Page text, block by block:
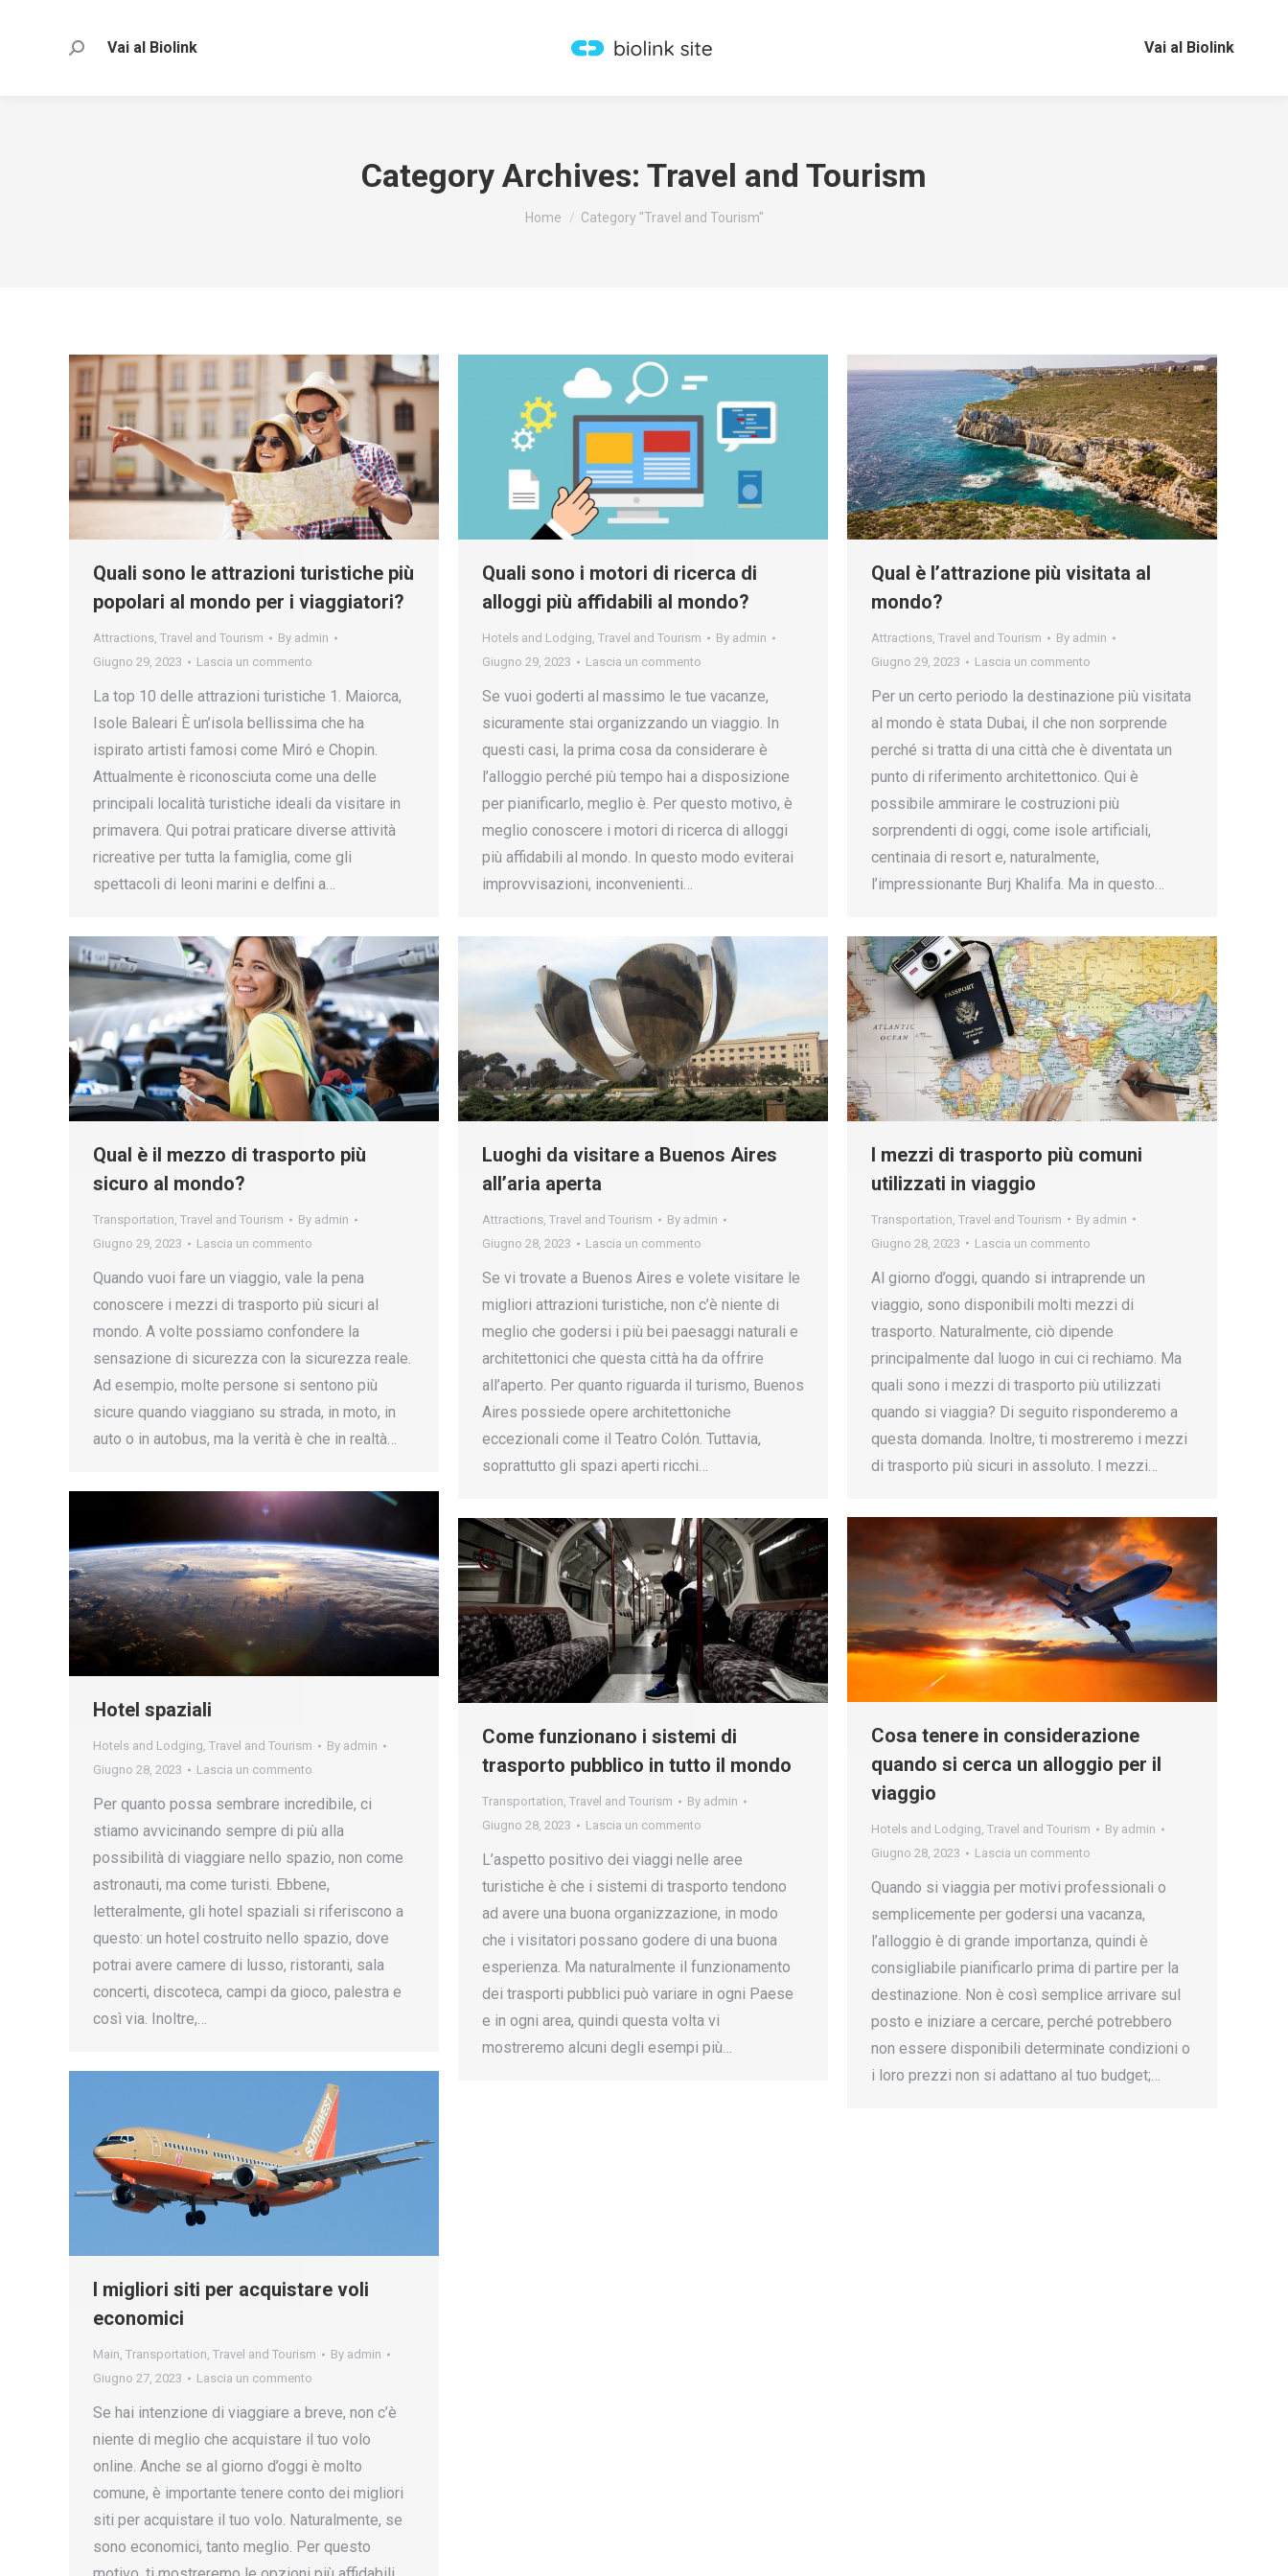
Vai al Biolink
Search: Vai al Biolink
Category Archives: Travel and Tourism
You are here:
Home Category "Travel and Tourism"
Quali sono le attrazioni turistiche più
popolari al mondo per i viaggiatori?
Attractions, Travel and Tourism By admin
Giugno 29, 2023
Lascia un commento
La top 10 delle attrazioni turistiche 1. Maiorca,
Isole Baleari È un’isola bellissima che ha
ispirato artisti famosi come Miró e Chopin.
Attualmente è riconosciuta come una delle
principali località turistiche ideali da visitare in
primavera. Qui potrai praticare diverse attività
ricreative per tutta la famiglia, come gli
spettacoli di leoni marini e delfini a…
Quali sono i motori di ricerca di
alloggi più affidabili al mondo?
Hotels and Lodging, Travel and Tourism By admin
Giugno 29, 2023
Lascia un commento
Se vuoi goderti al massimo le tue vacanze,
sicuramente stai organizzando un viaggio. In
questi casi, la prima cosa da considerare è
l’alloggio perché più tempo hai a disposizione
per pianificarlo, meglio è. Per questo motivo, è
meglio conoscere i motori di ricerca di alloggi
più affidabili al mondo. In questo modo eviterai
improvvisazioni, inconvenienti…
Qual è l’attrazione più visitata al
mondo?
Attractions, Travel and Tourism By admin
Giugno 29, 2023
Lascia un commento
Per un certo periodo la destinazione più visitata
al mondo è stata Dubai, il che non sorprende
perché si tratta di una città che è diventata un
punto di riferimento architettonico. Qui è
possibile ammirare le costruzioni più
sorprendenti di oggi, come isole artificiali,
centinaia di resort e, naturalmente,
l’impressionante Burj Khalifa. Ma in questo…
Qual è il mezzo di trasporto più
sicuro al mondo?
Transportation, Travel and Tourism By admin
Giugno 29, 2023
Lascia un commento
Quando vuoi fare un viaggio, vale la pena
conoscere i mezzi di trasporto più sicuri al
mondo. A volte possiamo confondere la
sensazione di sicurezza con la sicurezza reale.
Ad esempio, molte persone si sentono più
sicure quando viaggiano su strada, in moto, in
auto o in autobus, ma la verità è che in realtà…
Luoghi da visitare a Buenos Aires
all’aria aperta
Attractions, Travel and Tourism By admin
Giugno 28, 2023
Lascia un commento
Se vi trovate a Buenos Aires e volete visitare le
migliori attrazioni turistiche, non c’è niente di
meglio che godersi i più bei paesaggi naturali e
architettonici che questa città ha da offrire
all’aperto. Per quanto riguarda il turismo, Buenos
Aires possiede opere architettoniche
eccezionali come il Teatro Colón. Tuttavia,
soprattutto gli spazi aperti ricchi…
I mezzi di trasporto più comuni
utilizzati in viaggio
Transportation Travel and Tourism By admin
Giugno 28, 2023
Lascia un commento
Al giorno d’oggi, quando si intraprende un
viaggio, sono disponibili molti mezzi di
trasporto. Naturalmente, ciò dipende
principalmente dal luogo in cui ci rechiamo. Ma
quali sono i mezzi di trasporto più utilizzati
quando si viaggia? Di seguito risponderemo a
questa domanda. Inoltre, ti mostreremo i mezzi
di trasporto più sicuri in assoluto. I mezzi…
Hotel spaziali
Hotels and Lodging, Travel and Tourism By admin
Giugno 28, 2023
Lascia un commento
Per quanto possa sembrare incredibile, ci
stiamo avvicinando sempre di più alla
possibilità di viaggiare nello spazio, non come
astronauti, ma come turisti. Ebbene,
letteralmente, gli hotel spaziali si riferiscono a
questo: un hotel costruito nello spazio, dove
potrai avere camere di lusso, ristoranti, sala
concerti, discoteca, campi da gioco, palestra e
così via. Inoltre,…
Cosa tenere in considerazione
quando si cerca un alloggio per il
viaggio
Hotels and Lodging, Travel and Tourism By admin
Giugno 28, 2023
Lascia un commento
Quando si viaggia per motivi professionali o
semplicemente per godersi una vacanza,
l’alloggio è di grande importanza, quindi è
consigliabile pianificarlo prima di partire per la
destinazione. Non è così semplice arrivare sul
posto e iniziare a cercare, perché potrebbero
non essere disponibili determinate condizioni o
i loro prezzi non si adattano al tuo budget;…
Come funzionano i sistemi di
trasporto pubblico in tutto il mondo
Transportation, Travel and Tourism By admin
Giugno 28, 2023
Lascia un commento
L’aspetto positivo dei viaggi nelle aree
turistiche è che i sistemi di trasporto tendono
ad avere una buona organizzazione, in modo
che i visitatori possano godere di una buona
esperienza. Ma naturalmente il funzionamento
dei trasporti pubblici può variare in ogni Paese
e in ogni area, quindi questa volta vi
mostreremo alcuni degli esempi più…
I migliori siti per acquistare voli
economici
Main, Transportation, Travel and Tourism By admin
Giugno 27, 2023
Lascia un commento
Se hai intenzione di viaggiare a breve, non c’è
niente di meglio che acquistare il tuo volo
online. Anche se al giorno d’oggi è molto
comune, è importante tenere conto dei migliori
siti per acquistare il tuo volo. Naturalmente, se
sono economici, tanto meglio. Per questo